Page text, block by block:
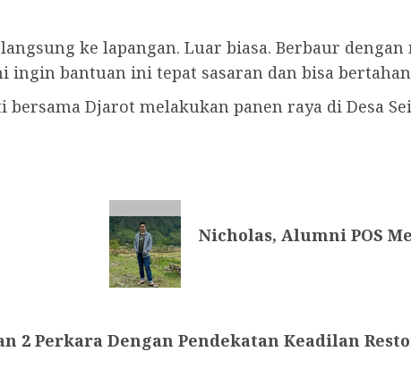
ke lapangan. Luar biasa. Berbaur
ingin bantuan ini tepat sasaran dan bisa
Djarot melakukan panen raya di Desa
Nicholas, Alumni POS
2 Perkara Dengan Pendekatan Keadilan